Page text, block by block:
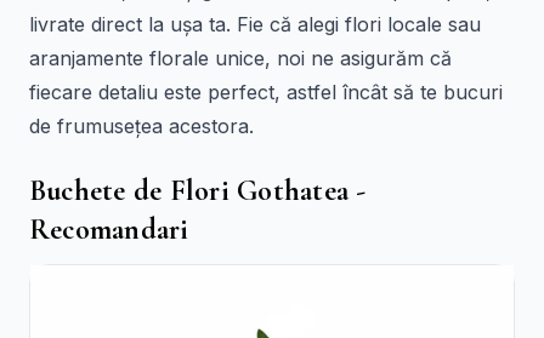
livrate direct la ușa ta. Fie că alegi flori locale sau
aranjamente florale unice, noi ne asigurăm că
fiecare detaliu este perfect, astfel încât să te bucuri
de frumusețea acestora.
Buchete de Flori Gothatea -
Recomandari